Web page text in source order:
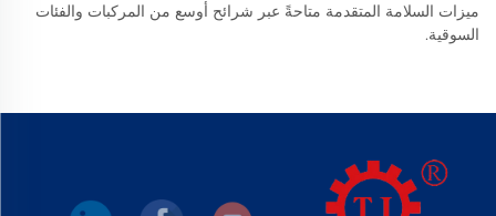
ميزات السلامة المتقدمة متاحةً عبر شرائح أوسع من المركبات والفئات
السوقية.